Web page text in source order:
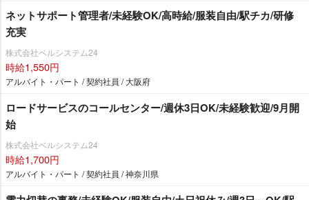
ネットサポート管理者/未経験OK/高時給/服装自由/駅チカ/研修
充実
株式会社ベルシステム24
時給1,550円
アルバイト・パート / 契約社員 / 大阪府
ロードサービスのコールセンター/週休3日OK/未経験歓迎/9月開
始
株式会社ベルシステム24
時給1,700円
アルバイト・パート / 契約社員 / 神奈川県